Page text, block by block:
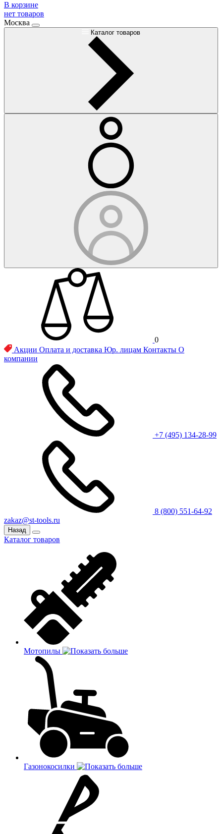
В корзине
нет товаров
Москва
Каталог товаров
0
Акции Оплата и доставка Юр. лицам Контакты О
компании
+7 (495) 134-28-99
8 (800) 551-64-92
zakaz@st-tools.ru
Назад
Каталог товаров
Мотопилы
Газонокосилки